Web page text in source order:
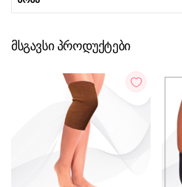
მსგავსი პროდუქტები